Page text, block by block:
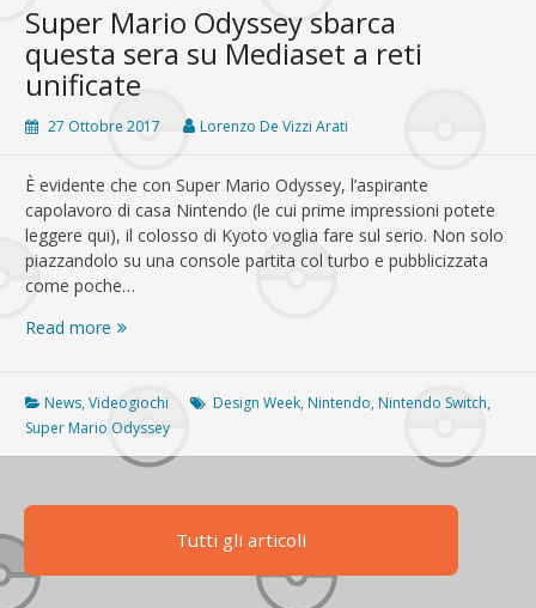
Pokémon
Ultrasole
e
Super Mario Odyssey sbarca
questa sera su Mediaset a reti
unificate
27 Ottobre 2017 Lorenzo De Vizzi Arati
È evidente che con Super Mario Odyssey, l’aspirante
capolavoro di casa Nintendo (le cui prime impressioni potete
leggere qui), il colosso di Kyoto voglia fare sul serio. Non solo
piazzandolo su una console partita col turbo e pubblicizzata
come poche…
Read more Super
sbarca
questa
sera
Mediaset
unificate
News,Videogiochi Design Week, Nintendo, Nintendo Switch,
Super Mario Odyssey
Tutti gli articoli